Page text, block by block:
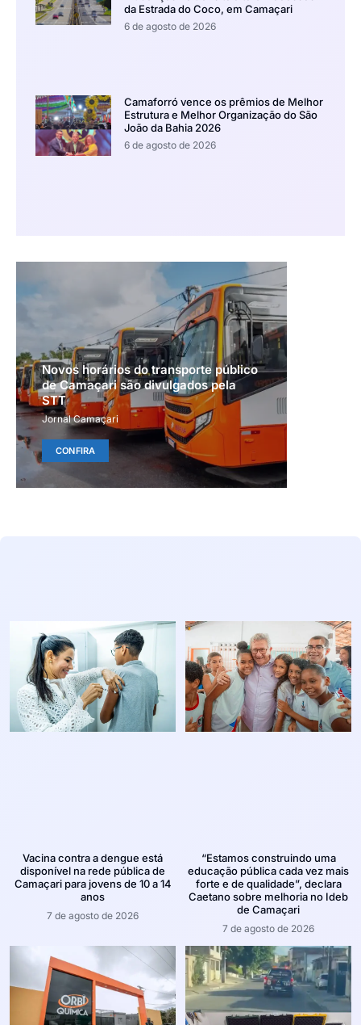
da Estrada do Coco, em Camaçari
6 de agosto de 2026
Camaforró vence os prêmios de Melhor
Estrutura e Melhor Organização do São
João da Bahia 2026
6 de agosto de 2026
Novos horários do transporte público
de Camaçari são divulgados pela
STT
Jornal Camaçari
CONFIRA
Vacina contra a dengue está
disponível na rede pública de
Camaçari para jovens de 10 a 14
anos
7 de agosto de 2026
“Estamos construindo uma
educação pública cada vez mais
forte e de qualidade”, declara
Caetano sobre melhoria no Ideb
de Camaçari
7 de agosto de 2026